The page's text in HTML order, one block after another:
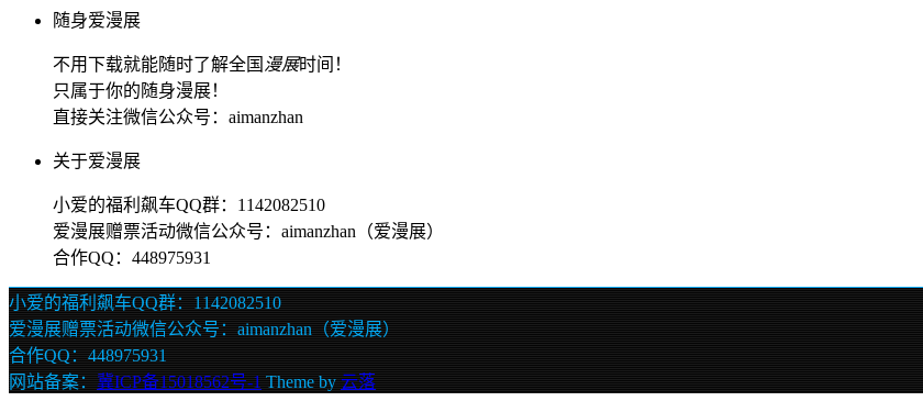
随身爱漫展
不用下载就能随时了解全国 漫展时间！
只属于你的随身漫展！
直接关注微信公众号：aimanzhan
关于爱漫展
小爱的福利飙车QQ群：1142082510
爱漫展赠票活动微信公众号：aimanzhan（爱漫展）
合作QQ：448975931
小爱的福利飙车QQ群：1142082510
爱漫展赠票活动微信公众号：aimanzhan（爱漫展）
合作QQ：448975931
网站备案： 冀ICP备15018562号-1 Theme by 云落